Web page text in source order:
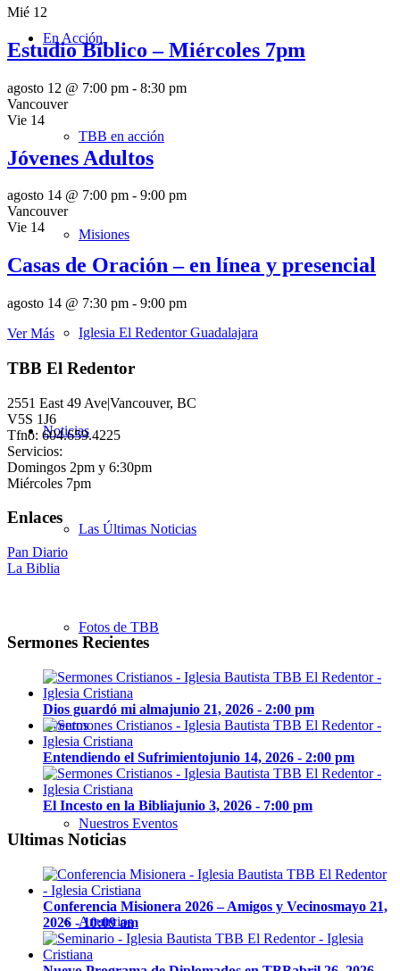
En Acción
TBB en acción
Misiones
Iglesia El Redentor Guadalajara
Noticias
Las Últimas Noticias
Fotos de TBB
Eventos
Nuestros Eventos
Anuncios
Mié 12
Estudio Bíblico – Miércoles 7pm
agosto 12 @ 7:00 pm - 8:30 pm
Vancouver
Vie 14
Jóvenes Adultos
agosto 14 @ 7:00 pm - 9:00 pm
Vancouver
Vie 14
Casas de Oración – en línea y presencial
agosto 14 @ 7:30 pm - 9:00 pm
Ver Más
TBB El Redentor
2551 East 49 Ave|Vancouver, BC
V5S 1J6
Tfno: 604.659.4225
Servicios:
Domingos 2pm y 6:30pm
Miércoles 7pm
Enlaces
Pan Diario
La Biblia
Sermones Recientes
Dios guardó mi almajunio 21, 2026 - 2:00 pm
Entendiendo el Sufrimientojunio 14, 2026 - 2:00 pm
El Incesto en la Bibliajunio 3, 2026 - 7:00 pm
Ultimas Noticias
Conferencia Misionera 2026 – Amigos y Vecinosmayo 21,
2026 - 10:09 am